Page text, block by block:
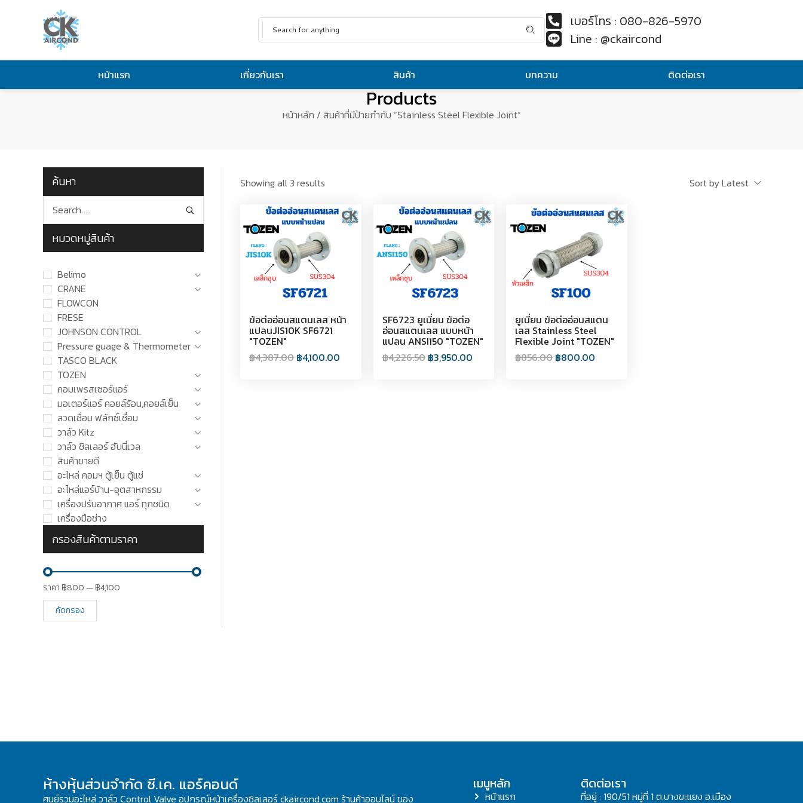
เบอร์โทร : 080-826-5970
Line : @ckaircond
หน้าแรก เกี่ยวกับเรา สินค้า บทความ ติดต่อเรา
Products
หน้าหลัก / สินค้าที่มีป้ายกำกับ “Stainless Steel Flexible Joint”
ค้นหา
หมวดหมู่สินค้า
Belimo
CRANE
FLOWCON
FRESE
JOHNSON CONTROL
Pressure guage & Thermometer
TASCO BLACK
TOZEN
คอมเพรสเซอร์แอร์
มอเตอร์แอร์ คอยล์ร้อน,คอยล์เย็น
ลวดเชื่อม ฟลักซ์เชื่อม
วาล์ว Kitz
วาล์ว ชิลเลอร์ ฮันนี่เวล
สินค้าขายดี
อะไหล่ คอมฯ ตู้เย็น ตู้แช่
อะไหล่แอร์บ้าน-อุตสาหกรรม
เครื่องปรับอากาศ แอร์ ทุกชนิด
เครื่องมือช่าง
กรองสินค้าตามราคา
คัดกรอง
ราคา฿800—฿4,100
Showing all 3 results Sort by Latest
ข้อต่ออ่อนสแตนเลส หน้า
แปลนJIS10K SF6721
"TOZEN"
฿4,387.00 ฿4,100.00
SF6723 ยูเนี่ยน ข้อต่อ
อ่อนสแตนเลส แบบหน้า
แปลน ANSI150 "TOZEN"
฿4,226.50 ฿3,950.00
ยูเนี่ยน ข้อต่ออ่อนสแตน
เลส Stainless Steel
Flexible Joint "TOZEN"
฿856.00 ฿800.00
ห้างหุ้นส่วนจำกัด ซี.เค. แอร์คอนด์
ศูนย์รวมอะไหล่ วาล์ว Control Valve อุปกรณ์หน้าเครื่องชิลเลอร์ ckaircond.com ร้านค้าออนไลน์ ของ
เมนูหลัก
หน้าแรก
ติดต่อเรา
ที่อยู่ : 190/51 หมู่ที่ 1 ต.บางขะแยง อ.เมือง